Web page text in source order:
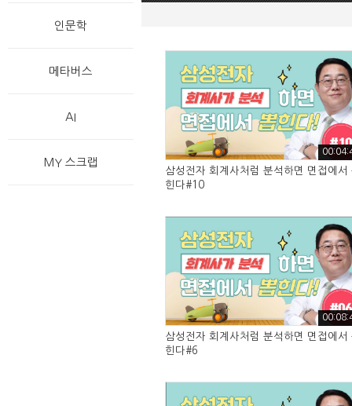
인문학
메타버스
AI
MY 스크랩
삼성전자 회계사처럼 분석하면 면접에서
힌다#10
삼성전자 회계사처럼 분석하면 면접에서
힌다#6